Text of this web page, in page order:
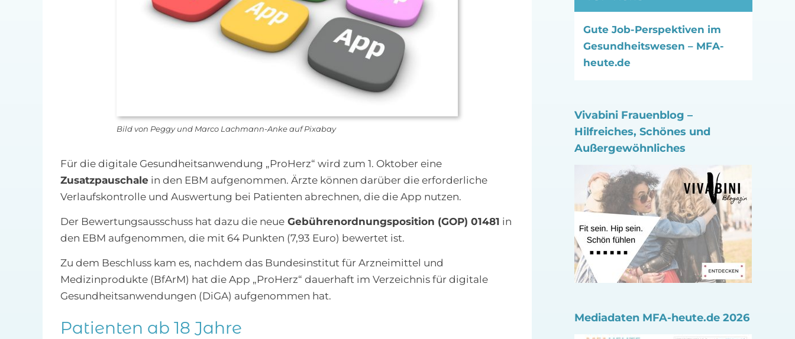
Bild von Peggy und Marco Lachmann-Anke auf Pixabay
Für die digitale Gesundheitsanwendung „ProHerz“ wird zum 1. Oktober eine
Zusatzpauschalein den EBM aufgenommen. Ärzte können darüber die erforderliche
Verlaufskontrolle und Auswertung bei Patienten abrechnen, die die App nutzen.
Der Bewertungsausschuss hat dazu die neueGebührenordnungsposition (GOP) 01481 in
den EBM aufgenommen, die mit 64 Punkten (7,93 Euro) bewertet ist.
Zu dem Beschluss kam es, nachdem das Bundesinstitut für Arzneimittel und
Medizinprodukte (BfArM) hat die App „ProHerz“ dauerhaft im Verzeichnis für digitale
Gesundheitsanwendungen (DiGA) aufgenommen hat.
Patienten ab 18 Jahre
Gute Job-Perspektiven im
Gesundheitswesen – MFA-
heute.de
Vivabini Frauenblog –
Hilfreiches, Schönes und
Außergewöhnliches
Mediadaten MFA-heute.de 2026